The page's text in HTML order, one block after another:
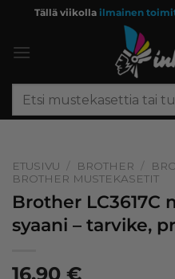
content
Tällä viikolla ilmainen
Etsi:
ETUSIVU / BROTHER /
BROTHER MUSTEKASETIT
Brother LC3617C
syaani – tarvike,
16,90 €